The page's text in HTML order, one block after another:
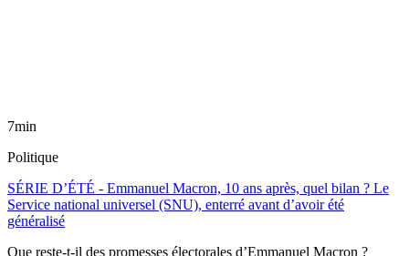
7min
Politique
SÉRIE D’ÉTÉ - Emmanuel Macron, 10 ans après, quel bilan ? Le
Service national universel (SNU), enterré avant d’avoir été
généralisé
Que reste-t-il des promesses électorales d’Emmanuel Macron ?